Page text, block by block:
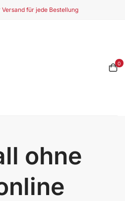
für jede Bestellung
0
ohne